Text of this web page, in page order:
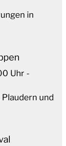
in
Uhr -
Plaudern und